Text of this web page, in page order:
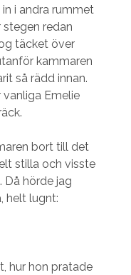
i andra rummet
redan
täcket över
kammaren
så rädd innan.
Emelie
bort till det
stilla och visste
Då hörde jag
helt lugnt:
hur hon pratade